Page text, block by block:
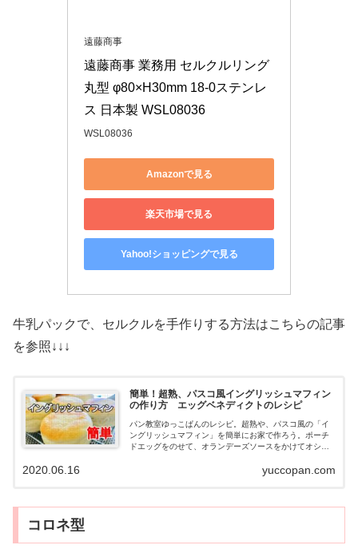
遠藤商事
遠藤商事 業務用 セルクルリング
丸型 φ80×H30mm 18-0ステンレ
ス 日本製 WSL08036
WSL08036
Amazonで見る
楽天市場で見る
Yahoo!ショッピングで見る
牛乳パックで、セルクルを手作りする方法はこちらの記事
を参照↓↓↓
簡単！超熟、パスコ風イングリッシュマフィン
の作り方 エッグベネディクトのレシピ
パン教室ゆっこぱんのレシピ。超熟や、パスコ風の「イ
ングリッシュマフィン」を簡単にお家で作ろう。ポーチ
ドエッグをのせて、オランデーズソースをかけてオシャ
ルクル代用。牛乳パックでセルクルを作る方法yuccopan.com
2020.06.16
コロネ型